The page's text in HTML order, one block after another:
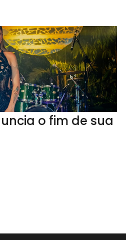
o fim de sua